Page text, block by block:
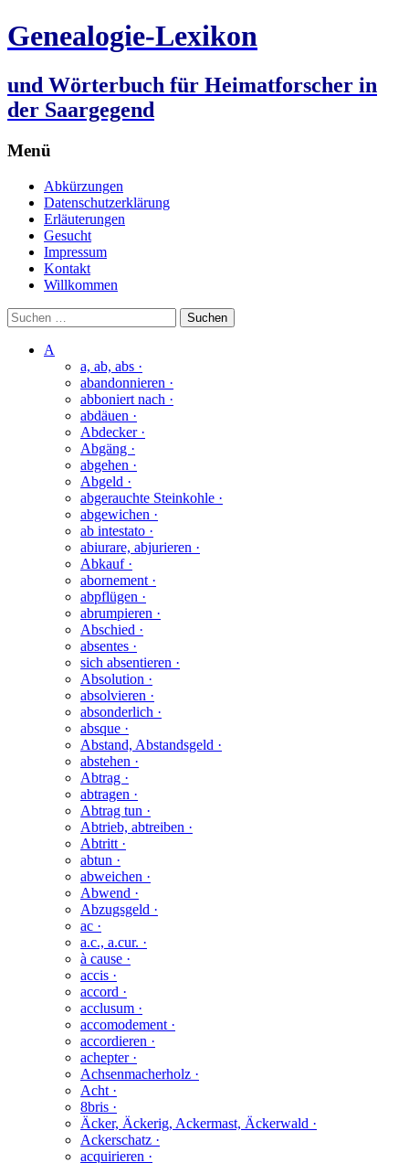
Genealogie-Lexikon
und Wörterbuch für Heimatforscher in
der Saargegend
Menü
Zum
Inhalt
springen
Abkürzungen
Datenschutzerklärung
Erläuterungen
Gesucht
Impressum
Kontakt
Willkommen
Suchen
nach:
A
a, ab, abs ·
abandonnieren ·
abboniert nach ·
abdäuen ·
Abdecker ·
Abgäng ·
abgehen ·
Abgeld ·
abgerauchte Steinkohle ·
abgewichen ·
ab intestato ·
abiurare, abjurieren ·
Abkauf ·
abornement ·
abpflügen ·
abrumpieren ·
Abschied ·
absentes ·
sich absentieren ·
Absolution ·
absolvieren ·
absonderlich ·
absque ·
Abstand, Abstandsgeld ·
abstehen ·
Abtrag ·
abtragen ·
Abtrag tun ·
Abtrieb, abtreiben ·
Abtritt ·
abtun ·
abweichen ·
Abwend ·
Abzugsgeld ·
ac ·
a.c., a.cur. ·
à cause ·
accis ·
accord ·
acclusum ·
accomodement ·
accordieren ·
achepter ·
Achsenmacherholz ·
Acht ·
8bris ·
Äcker, Äckerig, Ackermast, Äckerwald ·
Ackerschatz ·
acquirieren ·